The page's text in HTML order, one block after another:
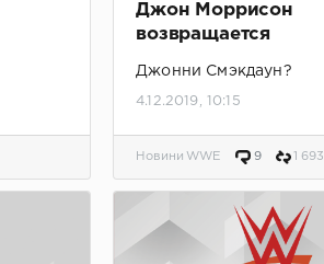
Джон Моррисон
возвращается
Джонни Смэкдаун?
4.12.2019, 10:15
Новини WWE 9 1 693